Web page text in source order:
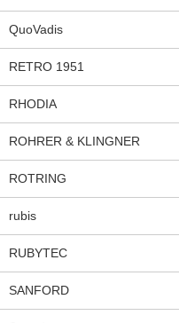
QuoVadis
RETRO 1951
RHODIA
ROHRER & KLINGNER
ROTRING
rubis
RUBYTEC
SANFORD